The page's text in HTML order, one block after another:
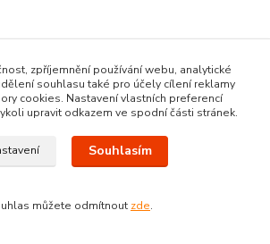
zpříjemnění používání webu, analytické
souhlasu také pro účely cílení reklamy
cookies. Nastavení vlastních preferencí
upravit odkazem ve spodní části stránek.
Souhlasím
můžete odmítnout zde.